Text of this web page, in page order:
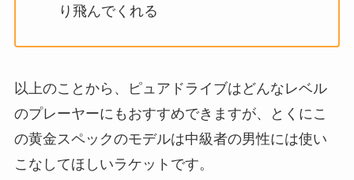
り飛んでくれる
以上のことから、ピュアドライブはどんなレベル
のプレーヤーにもおすすめできますが、とくにこ
の黄金スペックのモデルは中級者の男性には使い
こなしてほしいラケットです。